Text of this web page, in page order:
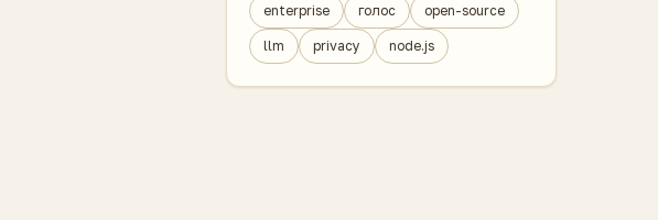
enterprise голос open-source
llm privacy node.js